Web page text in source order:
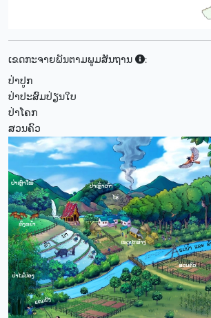
ເຂດກະຈາຍພັນຕາມພູມສັນຖານ
:
ປ່າປູກ
ປ່າປະສົມປ່ຽນໃບ
ປ່າໂຄກ
ສວນຄົວ